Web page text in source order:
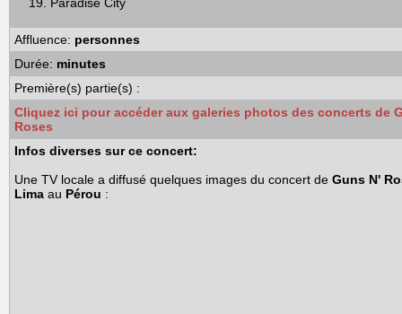
Affluence: personnes
Durée: minutes
Première(s) partie(s) :
Cliquez ici pour accéder aux galeries photos des concerts de
Roses
Infos diverses sur ce concert:
Une TV locale a diffusé quelques images du concert de Guns N'
Lima au Pérou :